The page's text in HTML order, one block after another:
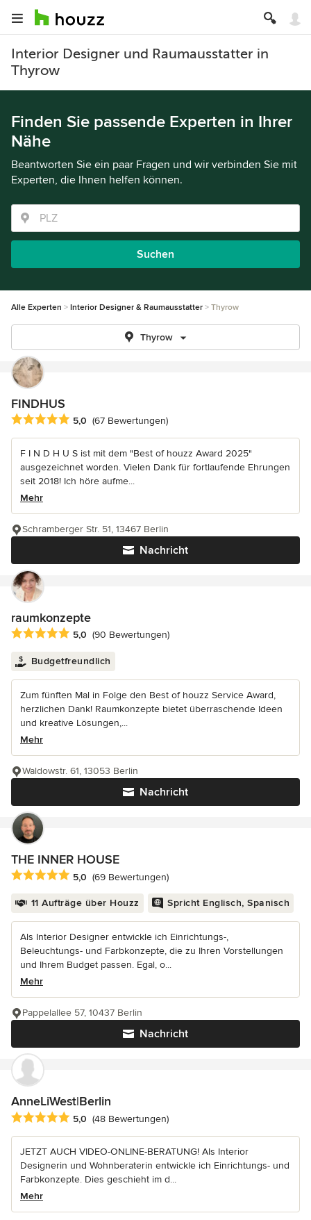
Interior Designer und Raumausstatter in
Thyrow
Finden Sie passende Experten in Ihrer
Nähe
Beantworten Sie ein paar Fragen und wir verbinden Sie mit
Experten, die Ihnen helfen können.
Suchen
Alle Experten Interior Designer & Raumausstatter Thyrow
Thyrow
FINDHUS
Durchschnittliche Bewertung: 5 von 5 Sternen
5,0 (67 Bewertungen)
F I N D H U S ist mit dem "Best of houzz Award 2025"
ausgezeichnet worden. Vielen Dank für fortlaufende Ehrungen
seit 2018! Ich höre aufme...
Mehr
Nachricht
Schramberger Str. 51, 13467 Berlin
raumkonzepte
Durchschnittliche Bewertung: 5 von 5 Sternen
5,0 (90 Bewertungen)
Budgetfreundlich
Zum fünften Mal in Folge den Best of houzz Service Award,
herzlichen Dank! Raumkonzepte bietet überraschende Ideen
und kreative Lösungen,...
Mehr
Nachricht
Waldowstr. 61, 13053 Berlin
THE INNER HOUSE
Durchschnittliche Bewertung: 5 von 5 Sternen
5,0 (69 Bewertungen)
11 Aufträge über Houzz Spricht Englisch, Spanisch
Als Interior Designer entwickle ich Einrichtungs-,
Beleuchtungs- und Farbkonzepte, die zu Ihren Vorstellungen
und Ihrem Budget passen. Egal, o...
Mehr
Nachricht
Pappelallee 57, 10437 Berlin
AnneLiWest|Berlin
Durchschnittliche Bewertung: 5 von 5 Sternen
5,0 (48 Bewertungen)
JETZT AUCH VIDEO-ONLINE-BERATUNG! Als Interior
Designerin und Wohnberaterin entwickle ich Einrichtungs- und
Farbkonzepte. Dies geschieht im d...
Mehr